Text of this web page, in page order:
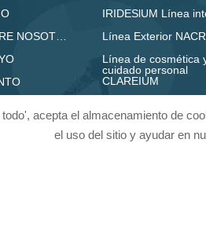
IRIDESlUM Línea
Línea Exterior
Línea de cosmética
cuidado personal
CLAREIUM
acepta el almacenamiento de
el uso del sitio y ayudar en